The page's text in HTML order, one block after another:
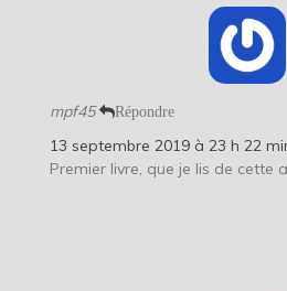
mpf45 Répondre
13 septembre 2019 à 23 h 22
Premier livre, que je lis de cette